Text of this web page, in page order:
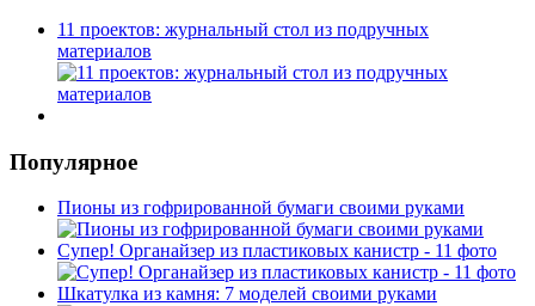
11 проектов: журнальный стол из подручных
материалов
Популярное
Пионы из гофрированной бумаги своими руками
Супер! Органайзер из пластиковых канистр - 11 фото
Шкатулка из камня: 7 моделей своими руками